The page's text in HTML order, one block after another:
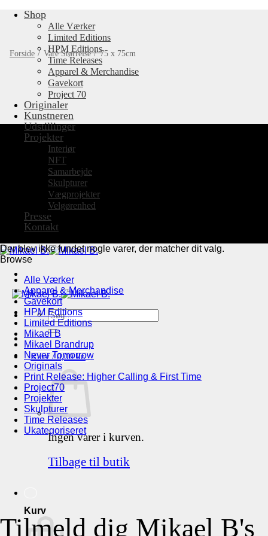
FortsætShop
Alle Værker
Limited Editions
HPM Editions
Time Releases
Apparel & Merchandise
Gavekort
Project 70
Originaler
Kunstneren
Udstillinger
Projekter
Interiør
NFT
Samarbejde
Skulpturer
Vægprojekter
Velgørenhed
Presse
Kontakt
Søg
efter:
Kurv /0,00kr.
Ingen varer i kurven.
Tilbage til butik
Kurv
Forside / Vare Størrelse/75 x 75cm
Der blev ikke fundet nogle varer, der matcher dit valg.
Browse
Alle Værker
Apparel & Merchandise
Gavekort
HPM Editions
Limited Editions
Mikael B
Mikael Brandrup
Never Tomorrow
Originals
Print Release: Higher Calling & First Time
Project70
Projekter
Skulpturer
Time Releases
Ukategoriseret
Tilmeld dig Mikael B's